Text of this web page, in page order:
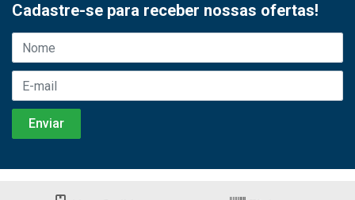
Cadastre-se para receber nossas ofertas!